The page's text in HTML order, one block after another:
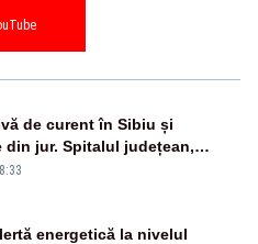
de curent în Sibiu și
din jur. Spitalul județean,
rețelele de telefonie, grav
energetică la nivelul